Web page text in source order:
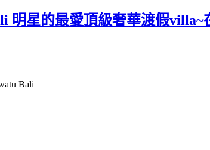
明星的最愛頂級奢華渡假
Bali